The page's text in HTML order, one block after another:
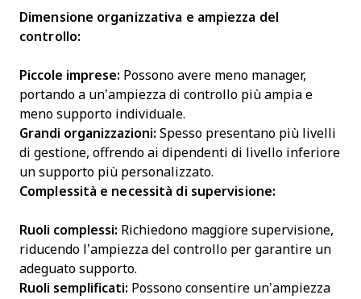
Dimensione organizzativa e ampiezza del
controllo:
Piccole imprese: Possono avere meno manager,
portando a un’ampiezza di controllo più ampia e
meno supporto individuale.
Grandi organizzazioni: Spesso presentano più livelli
di gestione, offrendo ai dipendenti di livello inferiore
un supporto più personalizzato.
Complessità e necessità di supervisione:
Ruoli complessi: Richiedono maggiore supervisione,
riducendo l’ampiezza del controllo per garantire un
adeguato supporto.
Ruoli semplificati: Possono consentire un’ampiezza